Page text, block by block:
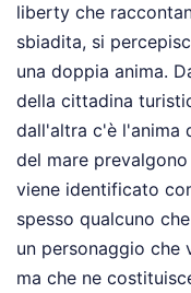
liberty che
sbiadita, si
una doppia anima.
della cittadina
dall'altra c'è l'anima
del mare
viene identificato
spesso qualcuno
un personaggio che
ma che ne